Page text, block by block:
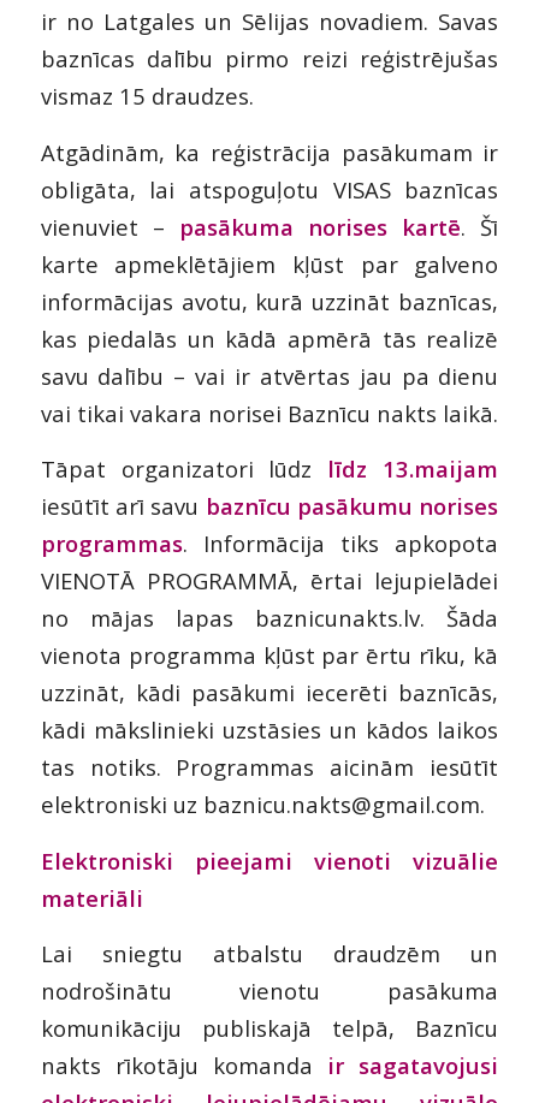
ir no Latgales un Sēlijas novadiem. Savas
baznīcas dalību pirmo reizi reģistrējušas
vismaz 15 draudzes.
Atgādinām, ka reģistrācija pasākumam ir
obligāta, lai atspoguļotu VISAS baznīcas
vienuviet – pasākuma norises kartē. Šī
karte apmeklētājiem kļūst par galveno
informācijas avotu, kurā uzzināt baznīcas,
kas piedalās un kādā apmērā tās realizē
savu dalību – vai ir atvērtas jau pa dienu
vai tikai vakara norisei Baznīcu nakts laikā.
Tāpat organizatori lūdz līdz 13.maijam
iesūtīt arī savu baznīcu pasākumu norises
programmas. Informācija tiks apkopota
VIENOTĀ PROGRAMMĀ, ērtai lejupielādei
no mājas lapas baznicunakts.lv. Šāda
vienota programma kļūst par ērtu rīku, kā
uzzināt, kādi pasākumi iecerēti baznīcās,
kādi mākslinieki uzstāsies un kādos laikos
tas notiks. Programmas aicinām iesūtīt
elektroniski uz baznicu.nakts@gmail.com.
Elektroniski pieejami vienoti vizuālie
materiāli
Lai sniegtu atbalstu draudzēm un
nodrošinātu vienotu pasākuma
komunikāciju publiskajā telpā, Baznīcu
nakts rīkotāju komanda ir sagatavojusi